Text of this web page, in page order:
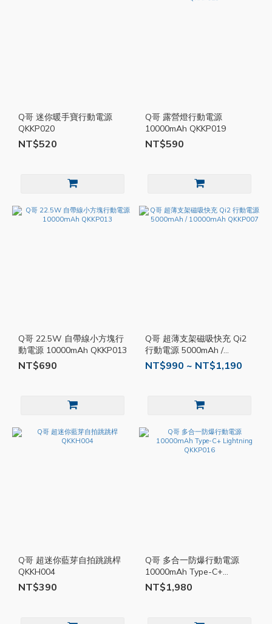
Q哥 迷你暖手寶行動電源
QKKP020
NT$520
Q哥 露營燈行動電源
10000mAh QKKP019
NT$590
Q哥 22.5W 自帶線小方塊行
動電源 10000mAh QKKP013
NT$690
Q哥 超薄支架磁吸快充 Qi2
行動電源 5000mAh /
10000mAh QKKP007
NT$990 ~ NT$1,190
Q哥 超迷你藍芽自拍跳跳桿
QKKH004
NT$390
Q哥 多合一防爆行動電源
10000mAh Type-C+
Lightning QKKP016
NT$1,980